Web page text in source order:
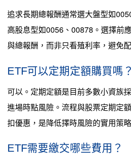
追求長期總報酬通常選大盤型如
高股息型如0056、00878。選擇前
與總報酬，而非只看殖利率，避免
ETF可以定期定額購買嗎？
可以。定期定額是目前多數小資族
進場時點風險。流程與股票定期定
扣優惠，是降低擇時風險的實用策
ETF需要繳交哪些費用？